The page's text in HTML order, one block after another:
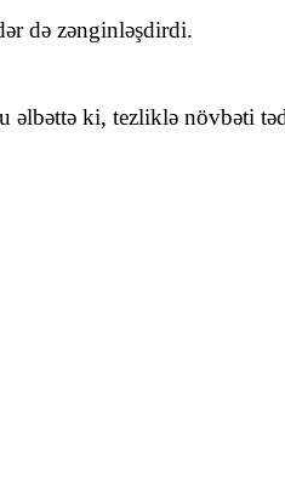
də zənginləşdirdi.
ki, tezliklə növbəti